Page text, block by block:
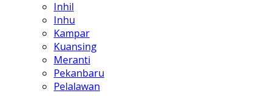
Inhil
Inhu
Kampar
Kuansing
Meranti
Pekanbaru
Pelalawan